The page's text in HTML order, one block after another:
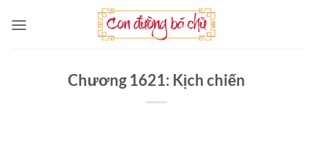
qua
Chương 1621: Kịch chiến